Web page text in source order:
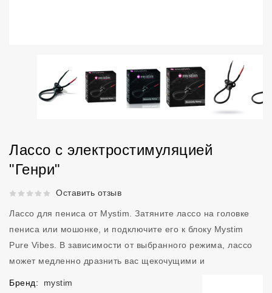
Лассо с электростимуляцией
"Генри"
Рейтинг 5 из 5.Оставить отзыв
Лассо для пениса от Mystim. Затяните лассо на головке
пениса или мошонке, и подключите его к блоку Mystim
Pure Vibes. В зависимости от выбранного режима, лассо
может медленно дразнить вас щекочущими и
Бренд:
mystim